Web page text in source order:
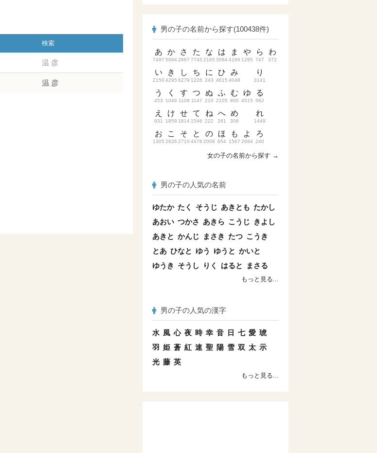
検索
温 彦
温 彦
男の子の名前から探す(100438件)
あ
7497
い
2150
う
453
え
931
お
1305
か
5684
き
4295
く
1046
け
1859
こ
2826
さ
2867
し
6279
す
1108
せ
1814
そ
2710
た
7745
ち
1226
つ
1147
て
1546
と
4476
な
2165
に
243
ぬ
210
ね
222
の
2008
は
3084
ひ
4615
ふ
2105
へ
261
ほ
654
ま
4166
み
4048
む
800
め
306
も
1567
や
1295
ゆ
4515
よ
2684
ら
747
り
3141
る
562
れ
1449
ろ
240
わ
372
女の子の名前から探す →
男の子の人気の名前
ゆたか たく そうじ あきとも たかし
あおい つかさ あきら こうじ きよし
あきと かんじ まさき たつ こうき
とあ ひなと ゆう ゆうと かいと
ゆうき そうし りく はると まさる
もっと見る...
男の子の人気の漢字
水 風 心 夜 時 幸 音 日 七 愛 琥
羽 姫 蒼 紅 速 聖 陽 雪 双 太 示
光 藤 英
もっと見る...